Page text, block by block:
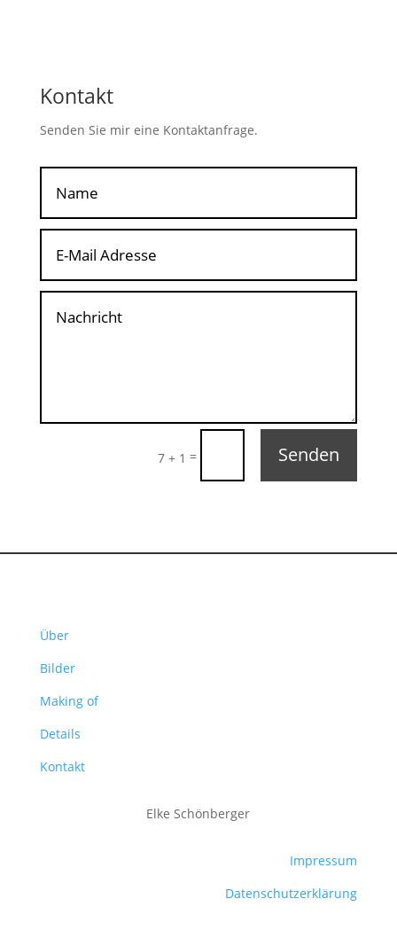
Kontakt
Senden Sie mir eine Kontaktanfrage.
7 + 1 = Senden
Über
Bilder
Making of
Details
Kontakt
Elke Schönberger
Impressum
Datenschutzerklärung